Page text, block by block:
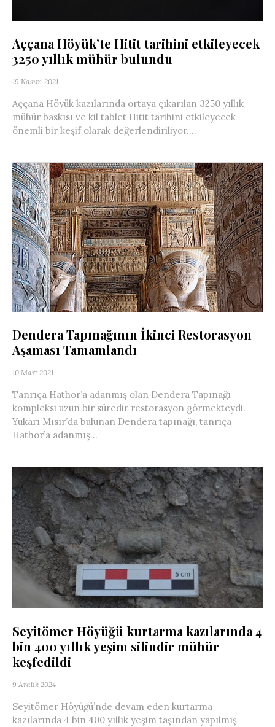
Aççana Höyük’te Hitit tarihini etkileyecek
3250 yıllık mühür bulundu
19 Kasım 2021
Aççana Höyük kazılarında ortaya çıkarılan 3250 yıllık
mühür baskısı ve kil tablet Hitit tarihini etkileyecek
önemli bir keşif olarak değerlendiriliyor....
Dendera Tapınağının İkinci Restorasyon
Aşaması Tamamlandı
10 Mart 2021
Tanrıça Hathor’a adanmış olan Dendera Tapınağı
kompleksi uzun bir süredir restorasyon görmekteydi.
Yukarı Mısır’da bulunan Dendera tapınağı, tanrıça
Hathor’a adanmış...
Seyitömer Höyüğü kurtarma kazılarında 4
bin 400 yıllık yeşim silindir mühür
keşfedildi
9 Aralık 2024
Seyitömer Höyüğü’nde devam eden kurtarma
kazılarında 4 bin 400 yıllık yeşim taşından yapılmış